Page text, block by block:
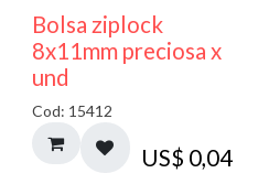
¡NUEVO!
Bolsa ziplock
8x11mm preciosa x
und
Cod: 15412
US$ 0,04